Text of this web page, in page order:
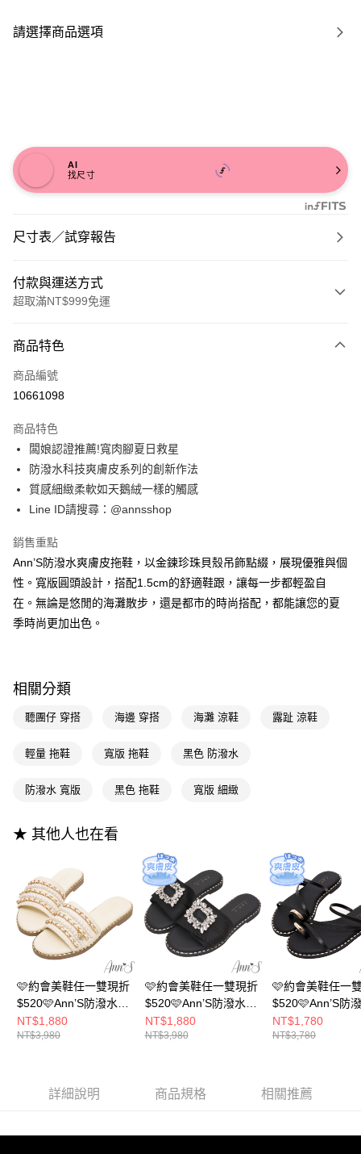
請選擇商品選項
AI
找尺寸
尺寸表／試穿報告
付款與運送方式
超取滿NT$999免運
信用卡一次付款
信用卡分期付款
合作金庫商業銀行
華南商業銀行
上海商業儲蓄銀行
台北富邦商業銀行
國泰世華商業銀行
兆豐國際商業銀行
臺灣中小企業銀行
聯邦商業銀行
元大商業銀行
永豐商業銀行
台新國際商業銀行
中國信託商業銀行
台灣樂天信用卡公司
6 期 0 利率 每期
華南商業銀行
彰化商業銀行
上海商業儲蓄銀行
台北富邦商業銀行
國泰世華商業銀行
匯豐（台灣）商業銀行
聯邦商業銀行
遠東國際商業銀行
元大商業銀行
永豐商業銀行
玉山商業銀行
星展（台灣）商業銀行
台灣樂天信用卡公司
購物金
超商取貨付款
Apple Pay
街口支付
相關說明
1.本服務由台灣大哥大提供，台灣大哥大用戶可立即使用無須另外申請。
流程，驗證手機門號後，選擇欲分期的期數、繳款截止日，確認付款後即完
4.訂單成立30分鐘內，如未前往確認交易或遇審核未通過，訂單將自動取
消。如遇「轉專審核」未通過狀況，表示未達大哥付你分期系統評分，恕無
【繳款方式說明】
1.分期款項不併入電信帳單，「大哥付你分期」於每月結算日後寄送繳費提
醒簡訊。
2.透過簡訊連結打開帳單後，可選擇「超商條碼／台灣大直營門市／銀行轉
帳／街口支付／iPASS MONEY」等通路繳費。
【注意事項】
1.本服務係由「台灣大哥大股份有限公司」（以下簡稱本公司）所提供，讓
用戶於交易時，得透過本服務購買商品或服務，並由商店將買賣／分期付款
買賣價金債權讓與本公司後，依約使用本公司帳單繳交帳款。
2.基於同意付款使用「大哥付你分期」之契約關係目的，商店將以您的個人
資料（包含姓名、電話或地址）提供予台灣大哥大進項蒐集、處理及利用，
AFTEE先享後付
【關於「AFTEE先享後付」】
１．簡單：不需註冊會員、不需綁卡、不需儲值。
３．安心：先確認商品／服務後，再付款。
【「AFTEE先享後付」結帳流程】
１．於結帳方式選擇「AFTEE先享後付」後，將跳轉至「AFTEE先享後付」
結帳頁面，進行簡訊認證並確認金額後，即可完成結帳。
２．訂單成立數日內，您將收到繳費通知簡訊。
３．收到繳費通知簡訊後14天內，點擊此簡訊中的連結，可透過四大超商／
ATM／網路銀行／等多元方式進行付款，方視為交易完成。
※ 請注意：結帳手續完成當下不需立刻繳費，但若您需要取消訂單，請聯絡
購買商品的店家。未經商家同意取消之訂單仍視為有效，需透過AFTEE先享
後付繳納相關費用。
※ 交易是否成功請以「AFTEE先享後付 」之結帳頁面顯示為準，若有關於
是否繳費成功／繳費後需取消欲退款等相關疑問，請聯繫「AFTEE先享後付
１．透過由恩沛科技股份有限公司提供之「AFTEE先享後付」服務完成之交
運送方式
全家付款取貨
每筆NT$100，滿NT$999(含以上)免運費
付款後全家取貨
每筆NT$100，滿NT$999(含以上)免運費
每筆NT$100，滿NT$999(含以上)免運費
付款後萊爾富取貨
每筆NT$100，滿NT$999(含以上)免運費
商品特色
商品編號
10661098
商品特色
闆娘認證推薦!寬肉腳夏日救星
防潑水科技爽膚皮系列的創新作法
質感細緻柔軟如天鵝絨一樣的觸感
Line ID請搜尋：@annsshop
銷售重點
Ann’S防潑水爽膚皮拖鞋，以金鍊珍珠貝殼吊飾點綴，展現優雅與個
性。寬版圓頭設計，搭配1.5cm的舒適鞋跟，讓每一步都輕盈自
在。無論是悠閒的海灘散步，還是都市的時尚搭配，都能讓您的夏
季時尚更加出色。
相關分類
聽團仔 穿搭 海邊 穿搭 海灘 涼鞋 露趾 涼鞋
輕量 拖鞋 寬版 拖鞋 黑色 防潑水
防潑水 寬版 黑色 拖鞋 寬版 細緻
★ 其他人也在看
🩷約會美鞋任一雙現折
$520🩷Ann’S防潑水爽
膚皮-金鍊珍珠貝殼吊
飾寬版圓頭拖鞋1.5cm-
NT$1,880
NT$3,980
🩷約會美鞋任一雙現折
$520🩷Ann’S防潑水爽
膚皮-寬織帶方鑽寬版
圓頭拖鞋1.5cm-黑
NT$1,880
NT$3,980
🩷約會美鞋任一
$520🩷Ann’S防
膚皮-金色腳戒線
寬版圓頭拖鞋
NT$1,780
NT$3,780
詳細說明 商品規格 相關推薦